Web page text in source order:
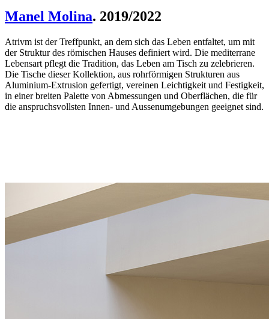
Manel Molina. 2019/2022
Atrivm ist der Treffpunkt, an dem sich das Leben entfaltet, um mit
der Struktur des römischen Hauses definiert wird. Die mediterrane
Lebensart pflegt die Tradition, das Leben am Tisch zu zelebrieren.
Die Tische dieser Kollektion, aus rohrförmigen Strukturen aus
Aluminium-Extrusion gefertigt, vereinen Leichtigkeit und Festigkeit,
in einer breiten Palette von Abmessungen und Oberflächen, die für
die anspruchsvollsten Innen- und Aussenumgebungen geeignet sind.